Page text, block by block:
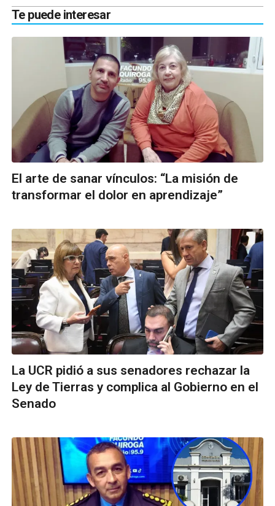
Te puede interesar
El arte de sanar vínculos: “La misión de
transformar el dolor en aprendizaje”
La UCR pidió a sus senadores rechazar la
Ley de Tierras y complica al Gobierno en el
Senado